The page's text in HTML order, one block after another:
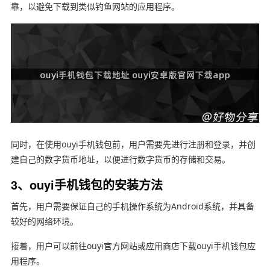
靠，以避免下载到类似钓鱼网站的应用程序。
同时，在使用ouyi手机钱包前，用户需要先进行注册和登录，并创
建自己的数字货币地址，以便进行数字货币的存储和交易。
3、ouyi手机钱包的安装方法
首先，用户需要保证自己的手机操作系统为Android系统，并具备
较好的网络环境。
接着，用户可以前往ouyi官方网站或应用商店下载ouyi手机钱包应
用程序。